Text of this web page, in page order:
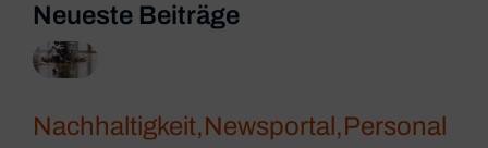
Neueste Beiträge
Nachhaltigkeit,Newsportal ,Personal